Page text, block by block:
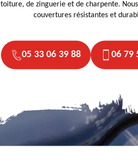
toiture, de zinguerie et de charpente.
couvertures résistantes et
05 33 06 39 88 06 79